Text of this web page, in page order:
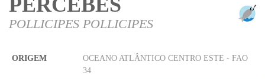
POLLICIPES POLLICIPES
ORIGEM
OCEANO ATLÂNTICO CENTRO ESTE - FAO
34